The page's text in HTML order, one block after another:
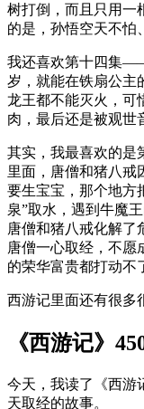
树打倒，而且只用一
的是，孙悟空天不怕
我还喜欢第十四集
岁，就能在铁扇公主
龙王都不能灭火，可
肉，最后还是被观世
其实，我最喜欢的
里面，唐僧和猪八戒
要生宝宝，那个地方
泉”取水，遇到牛魔
唐僧和猪八戒化解了
唐僧一心取经，不愿
的荣华富贵都打动不
西游记里面还有很多
《西游记》
今天，我读了《西游
天取经的故事。